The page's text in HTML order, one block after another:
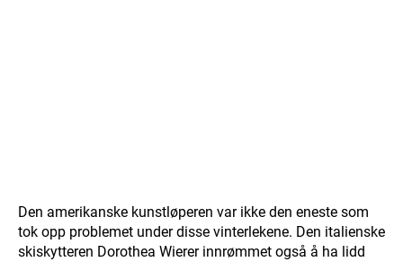
Den amerikanske kunstløperen var ikke den eneste som
tok opp problemet under disse vinterlekene. Den italienske
skiskytteren Dorothea Wierer innrømmet også å ha lidd